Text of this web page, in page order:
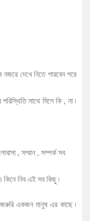
দেখে নিতে পারবেন পরে
সাথে মিলে কি , না ৷
, সম্মান , সম্পর্ক সব
নিব এই সব কিছু ৷
একজন মানুষ এর কাছে ৷